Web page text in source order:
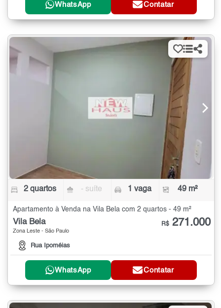
WhatsApp Contatar
2 quartos - suíte 1 vaga 49 m²
Apartamento à Venda na Vila Bela com 2 quartos - 49 m²
Vila Bela
Zona Leste - São Paulo
Rua Ipoméias
R$ 271.000
WhatsApp Contatar